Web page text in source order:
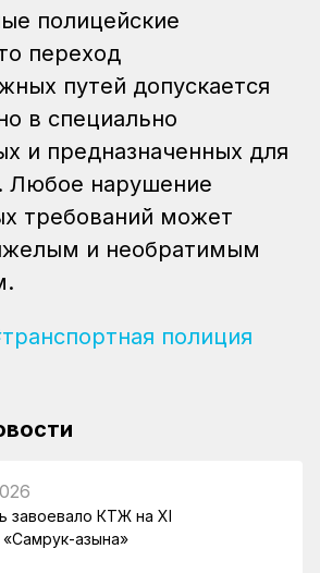
полицейские
переход
путей допускается
в специально
и предназначенных для
Любое нарушение
требований может
и необратимым
полиция
завоевало КТЖ на XI
Қазына»